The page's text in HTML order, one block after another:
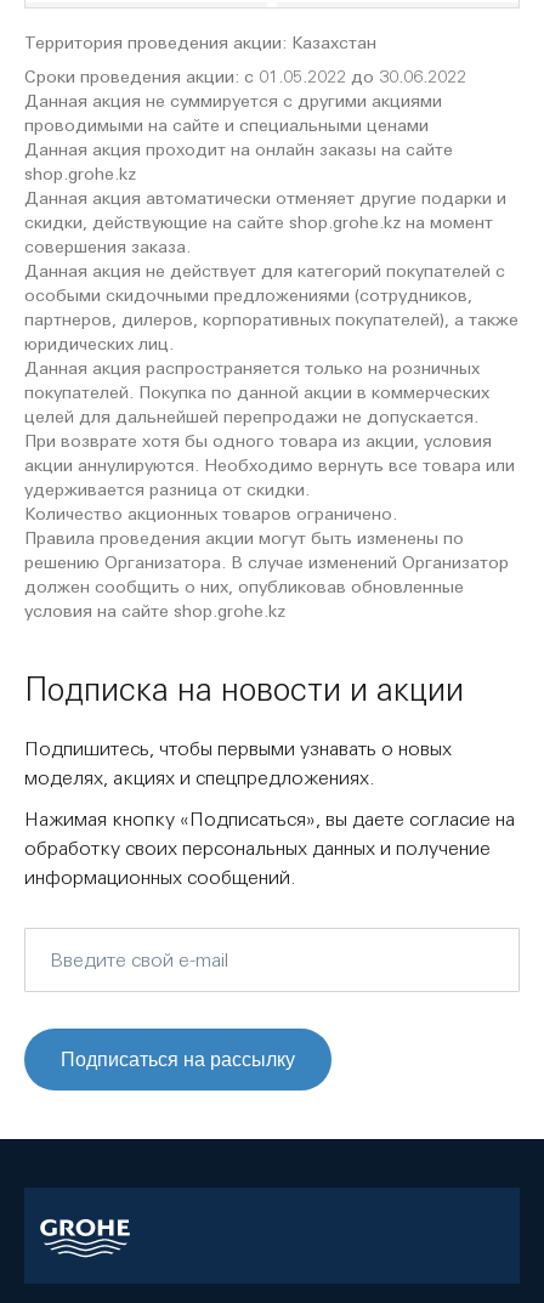
Территория проведения акции: Казахстан
Сроки проведения акции: c 01.05.2022 до 30.06.2022
Данная акция не суммируется с другими акциями
проводимыми на сайте и специальными ценами
Данная акция проходит на онлайн заказы на сайте
shop.grohe.kz
Данная акция автоматически отменяет другие подарки и
скидки, действующие на сайте shop.grohe.kz на момент
совершения заказа.
Данная акция не действует для категорий покупателей с
особыми скидочными предложениями (сотрудников,
партнеров, дилеров, корпоративных покупателей), а также
юридических лиц.
Данная акция распространяется только на розничных
покупателей. Покупка по данной акции в коммерческих
целей для дальнейшей перепродажи не допускается.
При возврате хотя бы одного товара из акции, условия
акции аннулируются. Необходимо вернуть все товара или
удерживается разница от скидки.
Количество акционных товаров ограничено.
Правила проведения акции могут быть изменены по
решению Организатора. В случае изменений Организатор
должен сообщить о них, опубликовав обновленные
условия на сайте shop.grohe.kz
Подписка на новости и акции
Подпишитесь, чтобы первыми узнавать о новых
моделях, акциях и спецпредложениях.
Нажимая кнопку «Подписаться», вы даете согласие на
обработку своих персональных данных и получение
информационных сообщений.
Подписаться на рассылку